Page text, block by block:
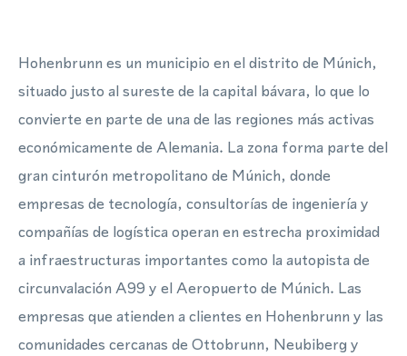
Hohenbrunn es un municipio en el distrito de Múnich,
situado justo al sureste de la capital bávara, lo que lo
convierte en parte de una de las regiones más activas
económicamente de Alemania. La zona forma parte del
gran cinturón metropolitano de Múnich, donde
empresas de tecnología, consultorías de ingeniería y
compañías de logística operan en estrecha proximidad
a infraestructuras importantes como la autopista de
circunvalación A99 y el Aeropuerto de Múnich. Las
empresas que atienden a clientes en Hohenbrunn y las
comunidades cercanas de Ottobrunn, Neubiberg y